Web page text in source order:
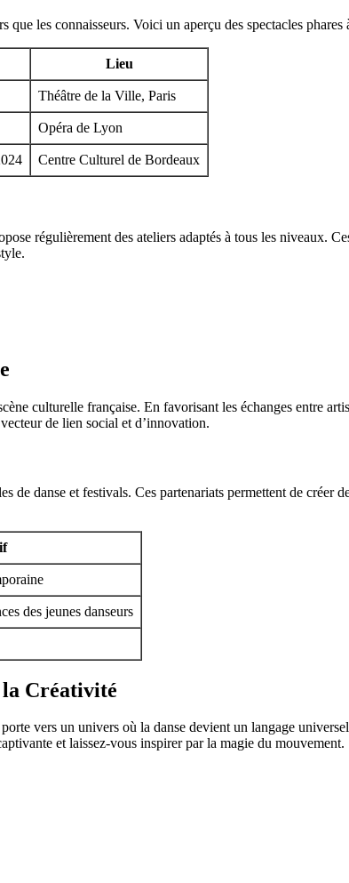
les connaisseurs. Voici un aperçu des spectacles phares
Lieu
Théâtre de la Ville, Paris
Opéra de Lyon
Centre Culturel de Bordeaux
régulièrement des ateliers adaptés à tous les niveaux.
culturelle française. En favorisant les échanges entre
de lien social et d’innovation.
danse et festivals. Ces partenariats permettent de créer
des jeunes danseurs
la Créativité
vers un univers où la danse devient un langage
et laissez-vous inspirer par la magie du mouvement.